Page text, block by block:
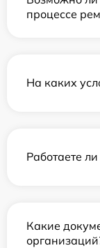
процессе
На каких
Работаете
Какие